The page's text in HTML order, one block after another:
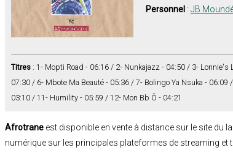
Personnel : JB
Titres : 1- Mopti Road - 06:16 / 2- Nunkajazz - 04:50 / 3-
07:30 / 6- Mbote Ma Beauté - 05:36 / 7- Bolingo Ya Nsuka -
03:10 / 11- Humility - 05:59 / 12- Mon Bb Ô - 04:21
Afrotrane est disponible en vente à distance sur le site du
numérique sur les principales plateformes de streaming et